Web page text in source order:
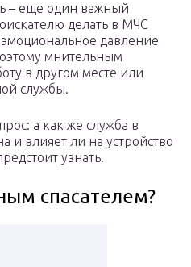
– еще один важный
делать в МЧС
давление
мнительным
в другом месте или
службы.
а как же служба в
и влияет ли на устройство
узнать.
спасателем?